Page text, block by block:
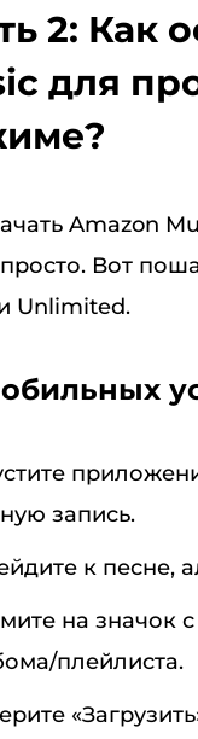
2: Как
для
Amazon
Вот
Unlimited.
запись.
к песне,
на значок
плейлиста.